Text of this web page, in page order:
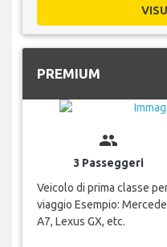
PREMIUM
group
3 Passeggeri
Veicolo di prima classe
viaggio Esempio:
A7, Lexus GX, etc.